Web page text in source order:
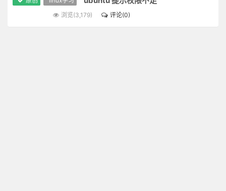
浏览(3,179) 评论(0)